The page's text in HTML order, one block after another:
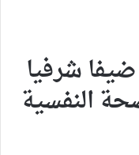
شرفيا
النفسية